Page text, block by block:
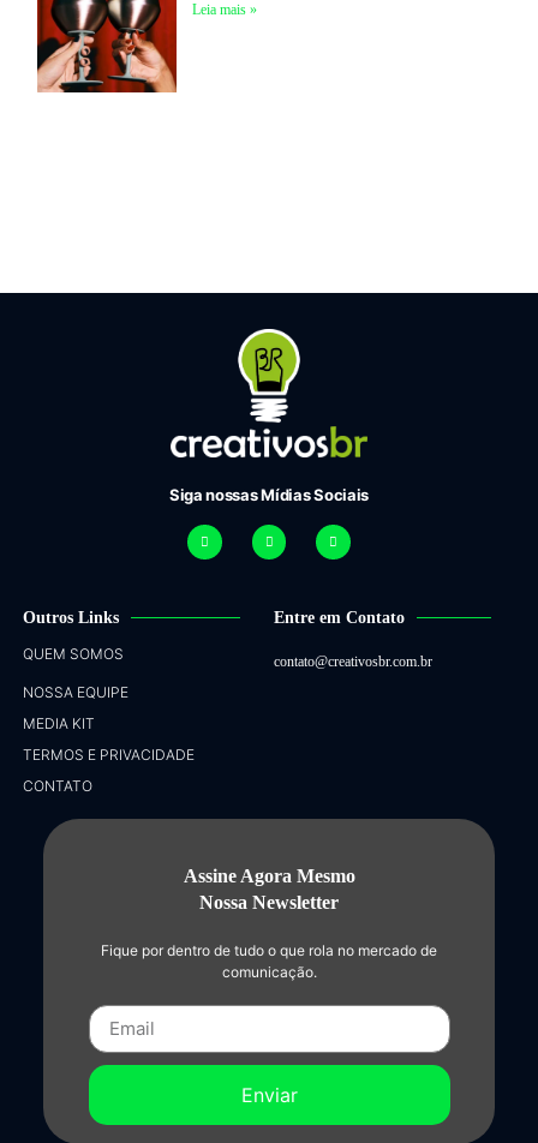
Leia mais »
Siga nossas Mídias Sociais
Outros Links
QUEM SOMOS
NOSSA EQUIPE
MEDIA KIT
TERMOS E PRIVACIDADE
CONTATO
Entre em Contato
contato@creativosbr.com.br
Assine Agora Mesmo
Nossa Newsletter
Fique por dentro de tudo o que rola no mercado de
comunicação.
Enviar